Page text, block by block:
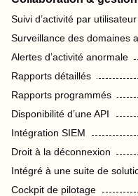
Suivi d’activité par utilisateur
Surveillance des domaines
Alertes d’activité anormale
Rapports détaillés
Rapports programmés
Disponibilité d’une API
Intégration SIEM
Droit à la déconnexion
Intégré à une suite de
Cockpit de pilotage